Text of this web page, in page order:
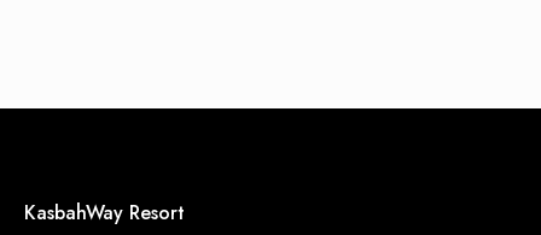
KasbahWay Resort